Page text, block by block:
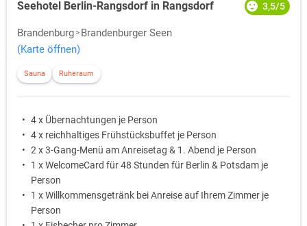
Brandenburgs im Berliner Umland entdecken.
Seehotel Berlin-Rangsdorf in Rangsdorf 3,5/5
Brandenburg
Brandenburger Seen
(Karte öffnen)
Sauna Ruheraum
4 x Übernachtungen je Person
4 x reichhaltiges Frühstücksbuffet je Person
2 x 3-Gang-Menü am Anreisetag & 1. Abend je Person
1 x WelcomeCard für 48 Stunden für Berlin & Potsdam je
Person
1 x Willkommensgetränk bei Anreise auf Ihrem Zimmer je
Person